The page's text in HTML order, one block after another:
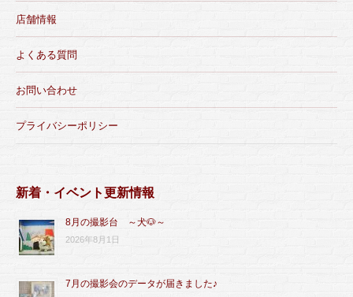
店舗情報
よくある質問
お問い合わせ
プライバシーポリシー
新着・イベント更新情報
8月の撮影台 ～犬🐶～
2026年8月1日
7月の撮影会のデータが届きました♪